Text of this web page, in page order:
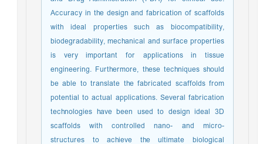
Accuracy in the design and fabrication of scaffolds
with ideal properties such as biocompatibility,
biodegradability, mechanical and surface properties
is very important for applications in tissue
engineering. Furthermore, these techniques should
be able to translate the fabricated scaffolds from
potential to actual applications. Several fabrication
technologies have been used to design ideal 3D
scaffolds with controlled nano- and micro-
structures to achieve the ultimate biological